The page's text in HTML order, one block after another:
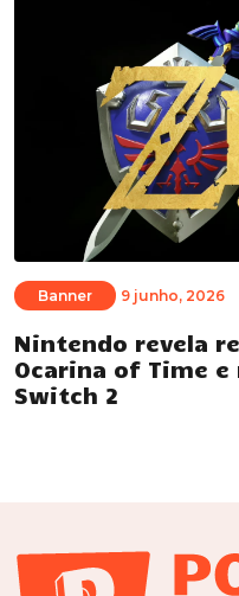
Banner 9 junho, 2026
Nintendo revela
Ocarina of Time e
Switch 2